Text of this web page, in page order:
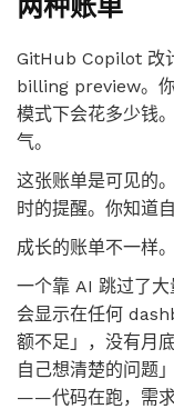
GitHub Copilot 改
billing preview。
模式下会花多少钱
气。
这张账单是可见的
时的提醒。你知道
成长的账单不一样。
一个靠 AI 跳过了
会显示在任何
额不足」，没有月
自己想清楚的问题
——代码在跑，需求